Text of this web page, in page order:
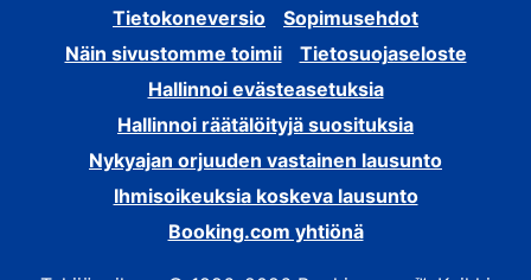
Tietokoneversio
Sopimusehdot
Näin sivustomme toimii
Tietosuojaseloste
Hallinnoi evästeasetuksia
Hallinnoi räätälöityjä suosituksia
Nykyajan orjuuden vastainen lausunto
Ihmisoikeuksia koskeva lausunto
Booking.com yhtiönä